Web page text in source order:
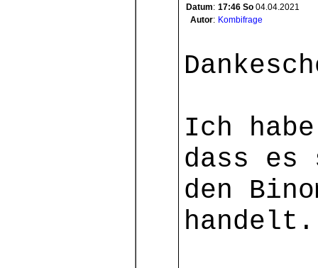
Datum: 17:46 So 04.04.2021
Autor: Kombifrage
Ich
dass es
den
handelt.